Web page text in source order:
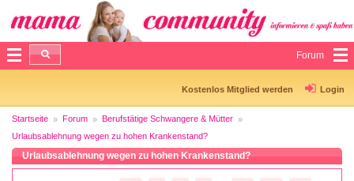
Forum
Kostenlos Mitglied werden Login
Startseite Forum
Berufstätige Schwangere & Mütter
Urlaubsablehnung wegen zu hohen Krankenstand?
Urlaubsablehnung wegen zu hohen Krankenstand?